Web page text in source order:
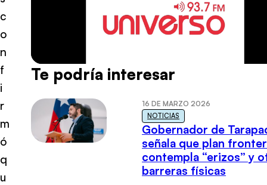
c
o
n
f
i
r
m
ó
q
u
Te podría interesar
16 DE MARZO 2026
NOTICIAS
Gobernador de
señala que plan
contempla “erizos” y
barreras físicas